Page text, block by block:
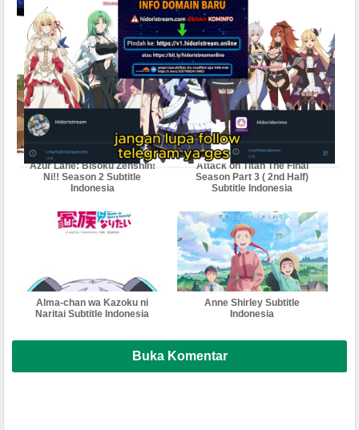
Ame to Kimi to Subtitle
Indonesia
Aru Hi, Ohimesama ni Natte
shimatta Ken ni Tsuite
Subtitle Indonesia
Azur Lane: Bisoku Zenshin!
Ni!! Season 2 Subtitle
Indonesia
Attack on Titan The Final
Season Part 3 ( 2nd Half)
Subtitle Indonesia
Alma-chan wa Kazoku ni
Naritai Subtitle Indonesia
Anne Shirley Subtitle
Indonesia
Buka Komentar